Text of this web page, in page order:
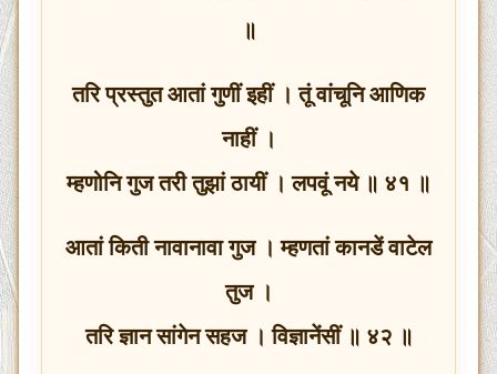
॥
तरि प्रस्तुत आतां गुणीं इहीं । तूं वांचूनि आणिक
नाहीं ।
म्हणोनि गुज तरी तुझां ठायीं । लपवूं नये ॥ ४१ ॥
आतां किती नावानावा गुज । म्हणतां कानडें वाटेल
तुज ।
तरि ज्ञान सांगेन सहज । विज्ञानेंसीं ॥ ४२ ॥